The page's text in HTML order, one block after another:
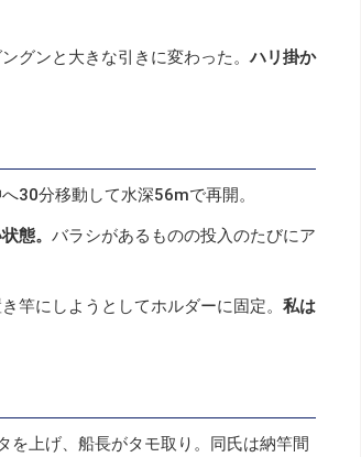
グンと大きな引きに変わった。ハリ掛か
30分移動して水深56mで再開。
態。 バラシがあるものの投入のたびにア
竿にしようとしてホルダーに固定。 私は
を上げ、船長がタモ取り。同氏は納竿間